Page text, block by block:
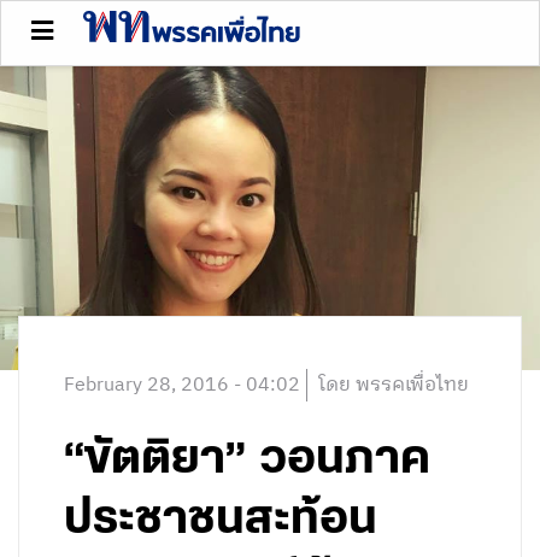
February 28, 2016 - 04:02 โดย พรรคเพื่อไทย
“ขัตติยา” วอนภาค
ประชาชนสะท้อน